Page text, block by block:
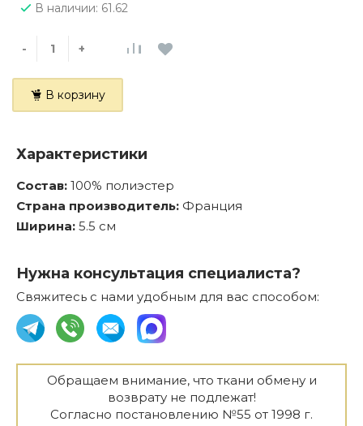
В наличии: 61.62
- +
В корзину
Характеристики
Состав: 100% полиэстер
Страна производитель: Франция
Ширина: 5.5 см
Нужна консультация специалиста?
Свяжитесь с нами удобным для вас способом:
Обращаем внимание, что ткани обмену и
возврату не подлежат!
Согласно постановлению №55 от 1998 г.